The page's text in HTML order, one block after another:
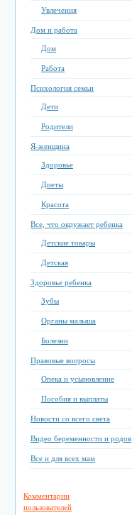
Увлечения
Дом и работа
Дом
Работа
Психология семьи
Дети
Родители
Я-женщина
Здоровье
Диеты
Красота
Все, что окружает ребенка
Детские товары
Детская
Здоровье ребенка
Зубы
Органы малыша
Болезни
Правовые вопросы
Опека и усыновление
Пособия и выплаты
Новости со всего света
Видео беременности и родов
Все и для всех мам
Комментарии
пользователей